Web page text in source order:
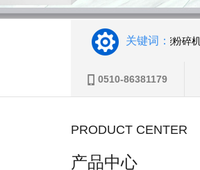
关键词：
超微粉碎机 万能粉碎机
0510-86381179
PRODUCT CENTER
产品中心